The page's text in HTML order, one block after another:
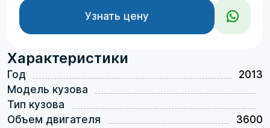
Характеристики
Год
2013
Модель кузова
Тип кузова
Объем двигателя
3600
Узнать цену